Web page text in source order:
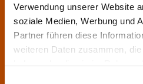
Verwendung unserer Website
soziale Medien, Werbung und
Partner führen diese
weiteren Daten zusammen,
06181 9230070
pfarrei.klara-
Öffnungszeiten:
Montag